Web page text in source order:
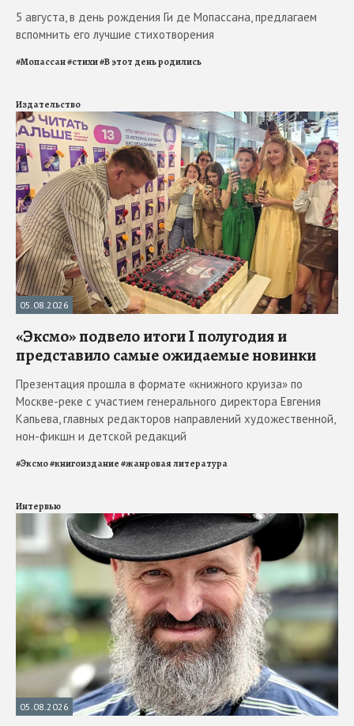
5 августа, в день рождения Ги де Мопассана, предлагаем
вспомнить его лучшие стихотворения
#Мопассан#стихи#В этот день родились
Издательство
05.08.2026
«Эксмо» подвело итоги I полугодия и
представило самые ожидаемые новинки
Презентация прошла в формате «книжного круиза» по
Москве-реке с участием генерального директора Евгения
Капьева, главных редакторов направлений художественной,
нон-фикшн и детской редакций
#Эксмо#книгоиздание#жанровая литература
Интервью
05.08.2026